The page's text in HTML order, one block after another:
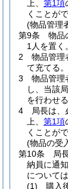
上、 第1項
くことが
(物品管理
第9条
物品
1人を置く。
2
物品管理
て充てる。
3
物品管理
し、当該
を行わせ
4
局長は
上、 第1項
くことが
(物品の受
第10条
局
納員に通
について
(1)
購入